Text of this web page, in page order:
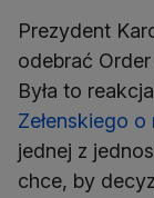
Prezydent
odebrać Order
Była to
Zełenskiego
jednej z
chce, by